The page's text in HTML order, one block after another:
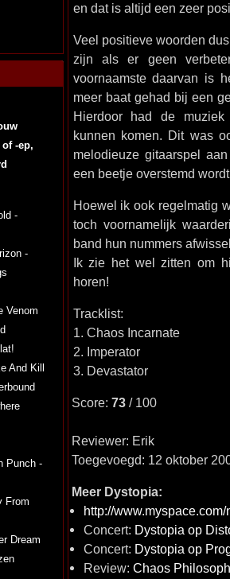
-ep,
-
-
Venom
And Kill
Punch -
From
Dream
en dat is altijd een zeer
Veel positieve woorden
zijn als er geen
voornaamste daarvan is
meer baat gehad bij een
Hierdoor had de
kunnen komen. Dit was
melodieuze gitaarspel
een beetje overstemd
Hoewel ik ook regelmatig
toch voornamelijk
band hun nummers
Ik zie het wel zitten om
horen!
Tracklist:
1. Chaos Incarnate
2. Imperator
3. Devastator
Score: 73/ 100
Reviewer: Erik
Toegevoegd: 12 oktober
Meer Dystopia:
http://
Concert: Dystopia op
Concert: Dystopia op
Review: Chaos